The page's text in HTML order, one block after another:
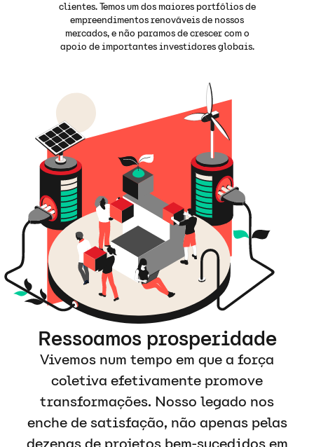
clientes. Temos um dos maiores portfólios de
empreendimentos renováveis de nossos
mercados, e não paramos de crescer com o
apoio de importantes investidores globais.
Ressoamos prosperidade
Vivemos num tempo em que a força
coletiva efetivamente promove
transformações. Nosso legado nos
enche de satisfação, não apenas pelas